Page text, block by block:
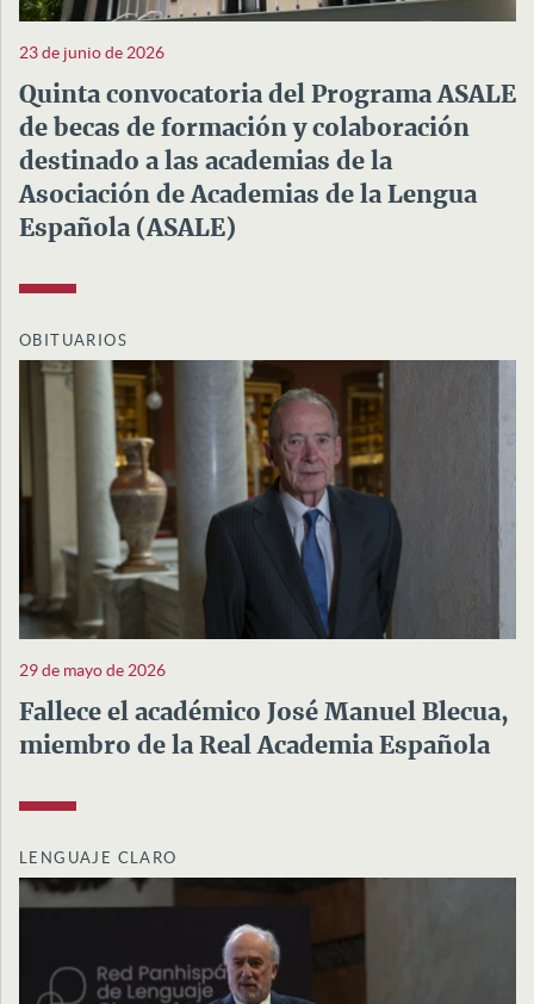
23 de junio de 2026
Quinta convocatoria del Programa ASALE
de becas de formación y colaboración
destinado a las academias de la
Asociación de Academias de la Lengua
Española (ASALE)
OBITUARIOS
29 de mayo de 2026
Fallece el académico José Manuel Blecua,
miembro de la Real Academia Española
LENGUAJE CLARO